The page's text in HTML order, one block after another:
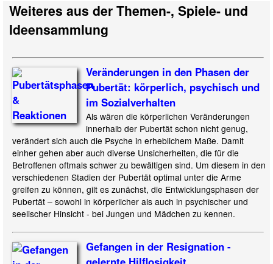
Weiteres aus der Themen-, Spiele- und
Ideensammlung
Veränderungen in den Phasen der
Pubertät: körperlich, psychisch und
im Sozialverhalten
Als wären die körperlichen Veränderungen
innerhalb der Pubertät schon nicht genug,
verändert sich auch die Psyche in erheblichem Maße. Damit
einher gehen aber auch diverse Unsicherheiten, die für die
Betroffenen oftmals schwer zu bewältigen sind. Um diesem in den
verschiedenen Stadien der Pubertät optimal unter die Arme
greifen zu können, gilt es zunächst, die Entwicklungsphasen der
Pubertät – sowohl in körperlicher als auch in psychischer und
seelischer Hinsicht - bei Jungen und Mädchen zu kennen.
Gefangen in der Resignation -